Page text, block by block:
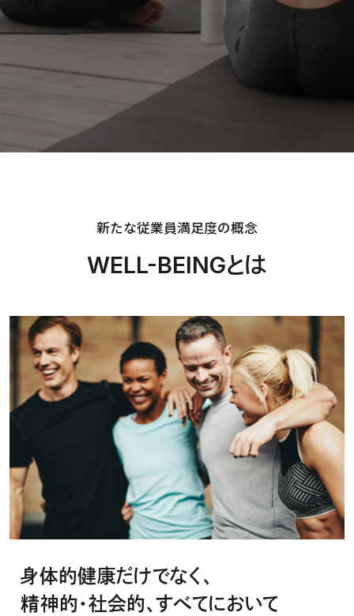
新たな従業員満足度の概念
WELL-BEINGとは
身体的健康だけでなく、
精神的・社会的、すべてにおいて